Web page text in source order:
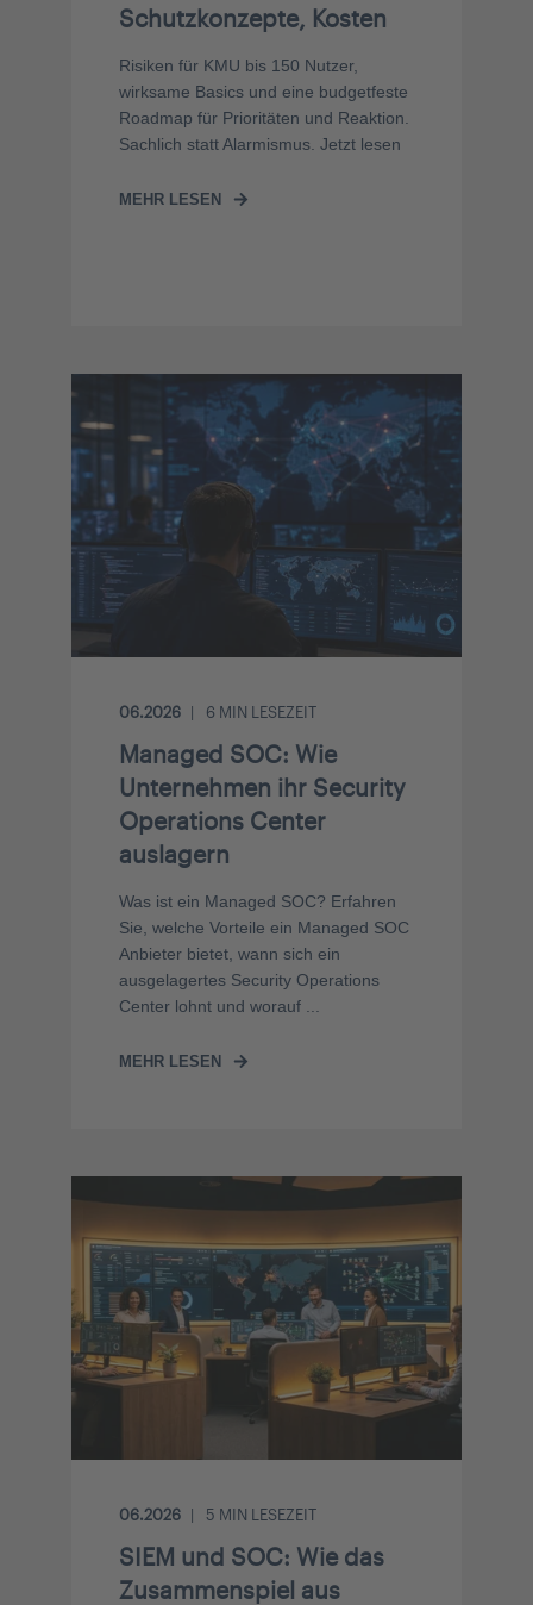
Schutzkonzepte, Kosten
Risiken für KMU bis 150 Nutzer,
wirksame Basics und eine budgetfeste
Roadmap für Prioritäten und Reaktion.
Sachlich statt Alarmismus. Jetzt lesen
MEHR LESEN
06.2026 6 MIN LESEZEIT
Managed SOC: Wie
Unternehmen ihr Security
Operations Center
auslagern
Was ist ein Managed SOC? Erfahren
Sie, welche Vorteile ein Managed SOC
Anbieter bietet, wann sich ein
ausgelagertes Security Operations
Center lohnt und worauf ...
MEHR LESEN
06.2026 5 MIN LESEZEIT
SIEM und SOC: Wie das
Zusammenspiel aus